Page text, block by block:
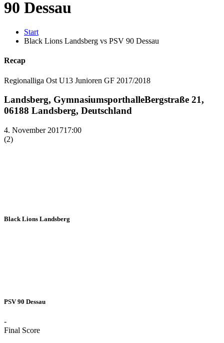
90 Dessau
Start
Black Lions Landsberg vs PSV 90 Dessau
Recap
Regionalliga Ost U13 Junioren GF 2017/2018
Landsberg, GymnasiumsporthalleBergstraße 21,
06188 Landsberg, Deutschland
4. November 201717:00
(2)
Black Lions Landsberg
PSV 90 Dessau
-
Final Score